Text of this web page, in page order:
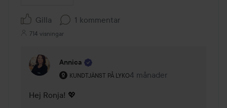
Gilla 1 kommentar
714 visningar
Annica
KUNDTJÄNST PÅ LYKO
Användarens roll: Kundtjänst på Lyko.
4 månader
Kommentaren lades 4
Hej Ronja! 💖